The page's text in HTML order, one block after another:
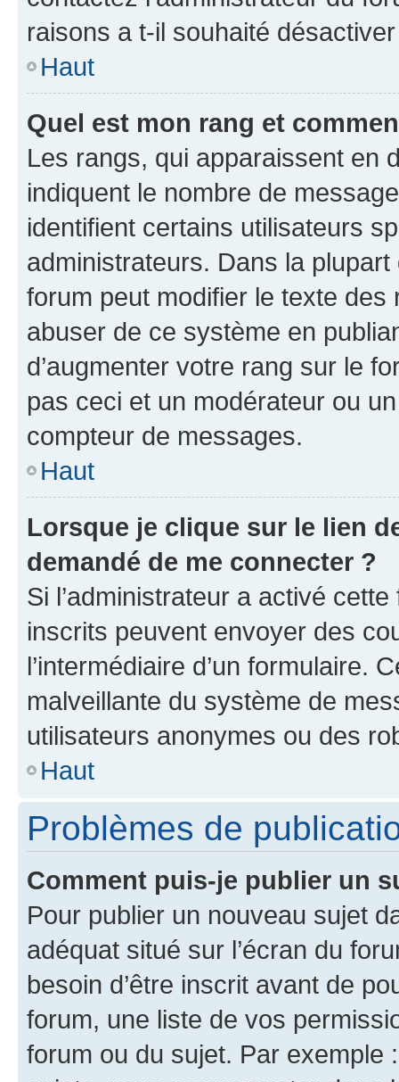
raisons a t-il souhaité
Haut
Quel est mon rang et
Les rangs, qui apparaissent en
indiquent le nombre de
identifient certains utilisateurs
administrateurs. Dans la
forum peut modifier le texte
abuser de ce système en
d’augmenter votre rang sur le
pas ceci et un modérateur ou
compteur de messages.
Haut
Lorsque je clique sur le lien
demandé de me connecter ?
Si l’administrateur a activé
inscrits peuvent envoyer des
l’intermédiaire d’un formulaire.
malveillante du système de
utilisateurs anonymes ou des
Haut
Problèmes de
Comment puis-je publier un
Pour publier un nouveau sujet
adéquat situé sur l’écran du
besoin d’être inscrit avant de
forum, une liste de vos
forum ou du sujet. Par exemple